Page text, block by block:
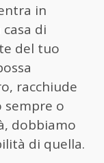
in
di
del tuo
racchiude
sempre o
dobbiamo
di quella.